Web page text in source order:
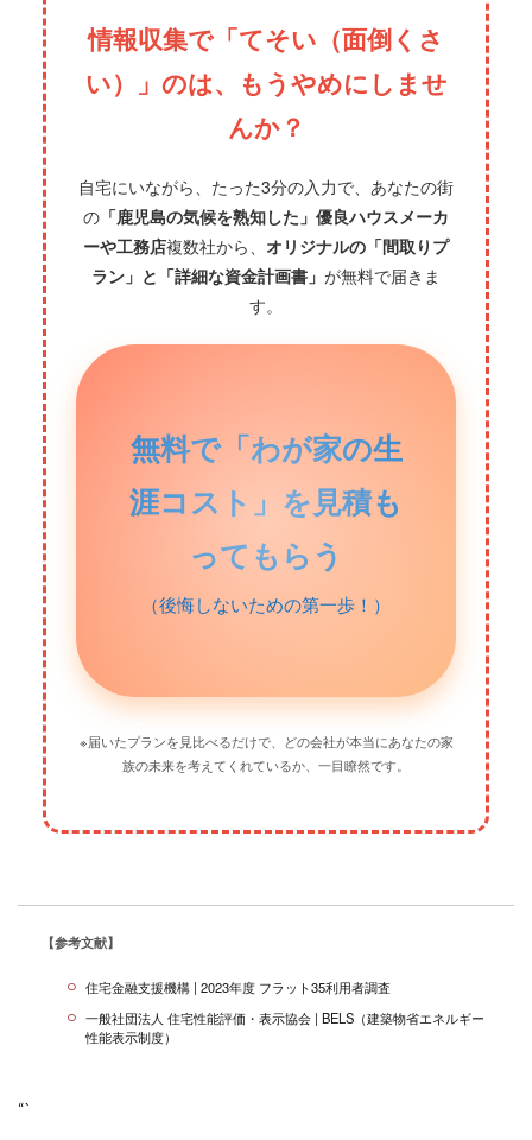
情報収集で「てそい（面倒くさ
い）」のは、もうやめにしませ
んか？
自宅にいながら、たった3分の入力で、あなたの街
の 「鹿児島の気候を熟知した」優良ハウスメーカ
ーや工務店複数社から、 オリジナルの「間取りプ
ラン」と「詳細な資金計画書」 が無料で届きま
す。
無料で「わが家の生
涯コスト」を見積も
ってもらう
（後悔しないための第一歩！）
※届いたプランを見比べるだけで、どの会社が本当にあなたの家
族の未来を考えてくれているか、一目瞭然です。
【参考文献】
住宅金融支援機構 | 2023年度 フラット35利用者調査
一般社団法人 住宅性能評価・表示協会 | BELS（建築物省エネルギー
性能表示制度）
“`